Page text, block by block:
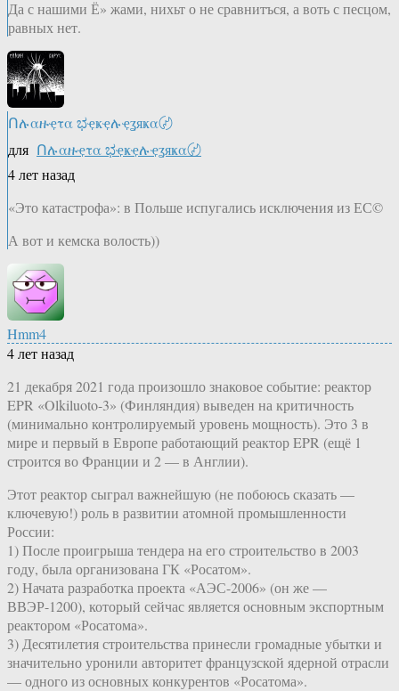
Да с нашими Ё» жами, нихьт о не сравнитъся, а воть с песцом,
равных нет.
Ոሉαዙҿτα ಭҿҝҿሉҿʓяҝα〄
для Ոሉαዙҿτα ಭҿҝҿሉҿʓяҝα〄
4 лет назад
«Это катастрофа»: в Польше испугались исключения из ЕС©
А вот и кемска волость))
Hmm4
4 лет назад
21 декабря 2021 года произошло знаковое событие: реактор
EPR «Olkiluoto-3» (Финляндия) выведен на критичность
(минимально контролируемый уровень мощность). Это 3 в
мире и первый в Европе работающий реактор EPR (ещё 1
строится во Франции и 2 — в Англии).
Этот реактор сыграл важнейшую (не побоюсь сказать —
ключевую!) роль в развитии атомной промышленности
России:
1) После проигрыша тендера на его строительство в 2003
году, была организована ГК «Росатом».
2) Начата разработка проекта «АЭС-2006» (он же —
ВВЭР-1200), который сейчас является основным экспортным
реактором «Росатома».
3) Десятилетия строительства принесли громадные убытки и
значительно уронили авторитет французской ядерной отрасли
— одного из основных конкурентов «Росатома».